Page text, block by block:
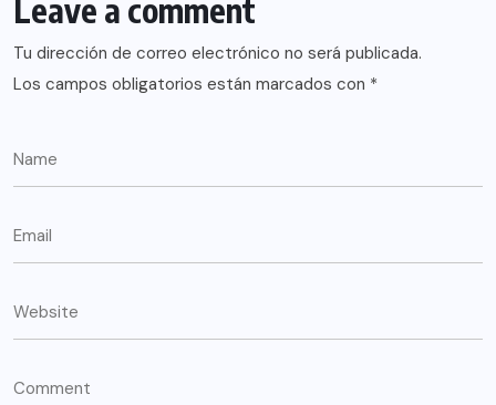
Leave a comment
Tu dirección de correo electrónico no será publicada.
Los campos obligatorios están marcados con *